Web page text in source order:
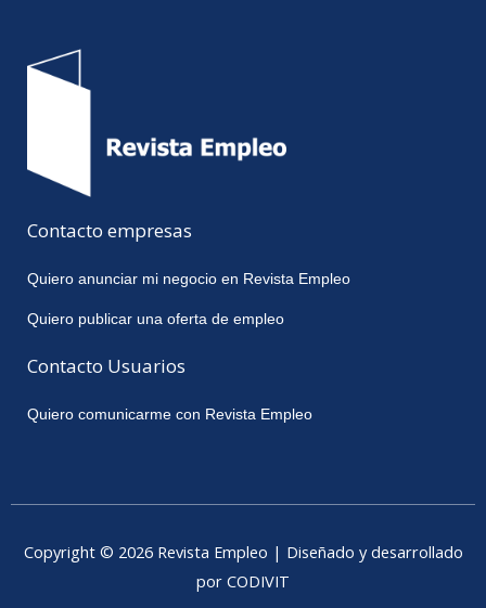
Contacto empresas
Quiero anunciar mi negocio en Revista Empleo
Quiero publicar una oferta de empleo
Contacto Usuarios
Quiero comunicarme con Revista Empleo
Copyright © 2026 Revista Empleo | Diseñado y desarrollado
por CODIVIT